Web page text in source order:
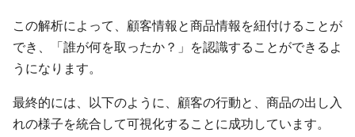
この解析によって、顧客情報と商品情報を紐付けることが
でき、「誰が何を取ったか？」を認識することができるよ
うになります。
最終的には、以下のように、顧客の行動と、商品の出し入
れの様子を統合して可視化することに成功しています。